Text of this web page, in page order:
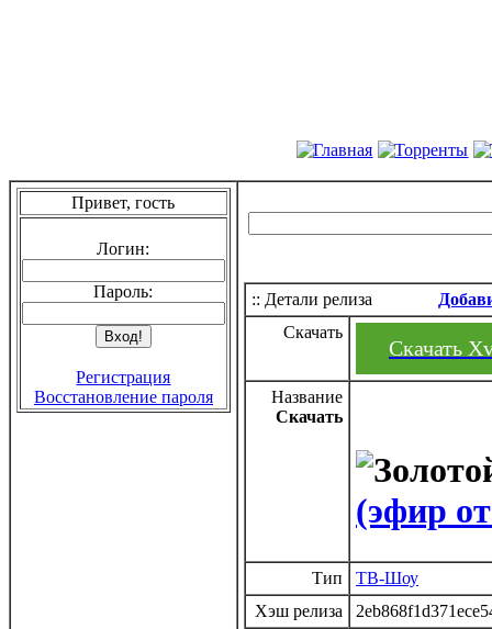
Привет, гость
Логин:
Пароль:
Регистрация
Восстановление пароля
:: Детали релиза
Скачать
Скачать
Название
Скачать
(эфир
Тип
ТВ-Шоу
Хэш релиза